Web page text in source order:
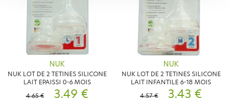
NUK
NUK LOT DE 2 TETINES SILICONE
LAIT EPAISSI 0-6 MOIS
4,65 €
3,49 €
NUK
NUK LOT DE 2 TETINES SILICONE
LAIT INFANTILE 6-18 MOIS
4,57 €
3,43 €